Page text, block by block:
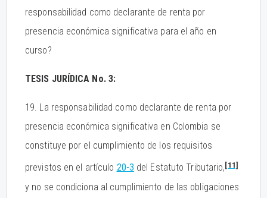
responsabilidad como declarante de renta por
presencia económica significativa para el año en
curso?
TESIS JURÍDICA No. 3:
19. La responsabilidad como declarante de renta por
presencia económica significativa en Colombia se
constituye por el cumplimiento de los requisitos
previstos en el artículo 20-3 del Estatuto Tributario,[11]
y no se condiciona al cumplimiento de las obligaciones